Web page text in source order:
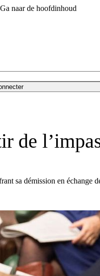
Ga naar de hoofdinhoud
de
sa démission en échange